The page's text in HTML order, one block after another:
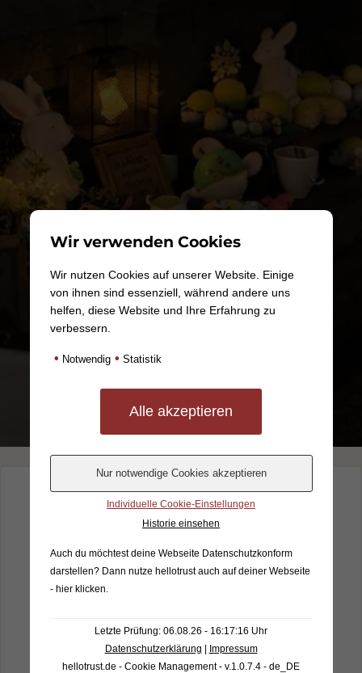
OSTERSONNTAG &
OSTERMONTAG
Unser festliches
Osterbuffet
Öffnungszeiten:
12:00 – 15:00 Uhr
Wir verwenden Cookies
Wir nutzen Cookies auf unserer Website. Einige
von ihnen sind essenziell, während andere uns
helfen, diese Website und Ihre Erfahrung zu
verbessern.
• Notwendig • Statistik
Individuelle Cookie-Einstellungen
Historie einsehen
Auch du möchtest deine Webseite Datenschutzkonform
darstellen? Dann nutze hellotrust auch auf deiner Webseite
- hier klicken
Letzte Prüfung: 06.08.26 - 16:17:16 Uhr
Datenschutzerklärung | Impressum
hellotrust.de - Cookie Management - v.1.0.7.4 - de_DE